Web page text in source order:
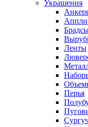
Украшения
Ленты
Перья